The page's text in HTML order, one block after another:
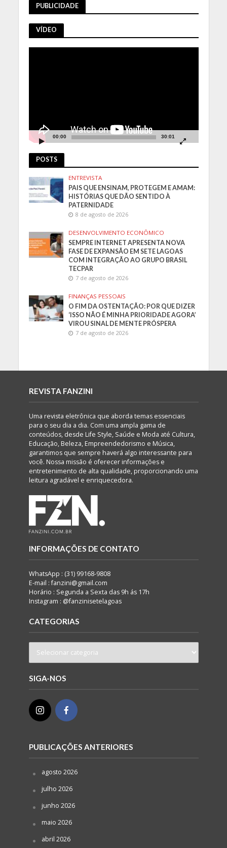
PUBLICIDADE
VÍDEO
00:00 30:01
POSTS
ENTREVISTA
PAIS QUE ENSINAM, PROTEGEM E AMAM:
HISTÓRIAS QUE DÃO SENTIDO À
PATERNIDADE
8 de agosto de 2026
DESENVOLVIMENTO ECONÔMICO
SEMPRE INTERNET APRESENTA NOVA
FASE DE EXPANSÃO EM SETE LAGOAS
COM INTEGRAÇÃO AO GRUPO BRASIL
TECPAR
7 de agosto de 2026
FINANÇAS PESSOAIS
O FIM DA OSTENTAÇÃO: POR QUE DIZER
‘ISSO NÃO É MINHA PRIORIDADE AGORA’
VIROU SINAL DE MENTE PRÓSPERA
7 de agosto de 2026
REVISTA FANZINI
Uma revista eletrônica que aborda temas essenciais
para o seu dia a dia. Com uma ampla gama de
conteúdos, desde Life Style, Saúde e Moda até Cultura,
Educação, Beleza, Empreendedorismo e Música,
garantimos que sempre haverá algo interessante para
você. Nossa missão é oferecer informações e
entretenimento de alta qualidade, proporcionando uma
leitura agradável e enriquecedora.
INFORMAÇÕES DE CONTATO
WhatsApp : (31) 99168-9808
E-mail : fanzini@gmail.com
Horário : Segunda a Sexta das 9h ás 17h
Instagram : @fanzinisetelagoas
CATEGORIAS
SIGA-NOS
PUBLICAÇÕES ANTERIORES
agosto 2026
julho 2026
junho 2026
maio 2026
abril 2026